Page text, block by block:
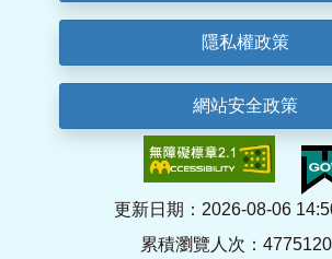
隱私權政策
網站安全政策
更新日期：2026-08-06
累積瀏覽人次：